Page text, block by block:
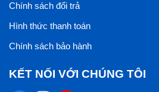
Chính sách đổi trả
Hình thức thanh toán
Chính sách bảo hành
KẾT NỐI VỚI CHÚNG TÔI